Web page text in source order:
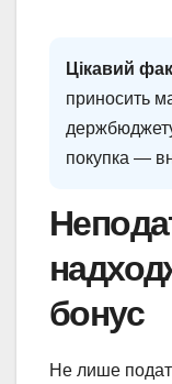
Цікавий
приносить
покупка —
бонус
Не лише